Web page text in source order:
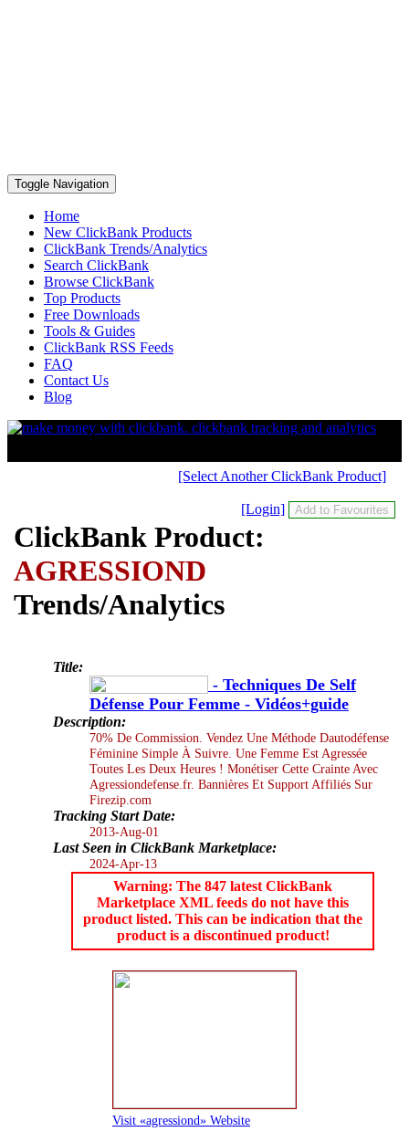
Toggle Navigation
Home
New ClickBank Products
ClickBank Trends/Analytics
Search ClickBank
Browse ClickBank
Top Products
Free Downloads
Tools & Guides
ClickBank RSS Feeds
FAQ
Contact Us
Blog
[Select Another ClickBank Product]
[Login]
ClickBank Product:
AGRESSIOND
Trends/Analytics
Title:
- Techniques De Self
Défense Pour Femme - Vidéos+guide
Description:
70% De Commission. Vendez Une Méthode Dautodéfense
Féminine Simple À Suivre. Une Femme Est Agressée
Toutes Les Deux Heures ! Monétiser Cette Crainte Avec
Agressiondefense.fr. Bannières Et Support Affiliés Sur
Firezip.com
Tracking Start Date:
2013-Aug-01
Last Seen in ClickBank Marketplace:
2024-Apr-13
Warning: The 847 latest ClickBank
Marketplace XML feeds do not have this
product listed. This can be indication that the
product is a discontinued product!
Visit «agressiond» Website